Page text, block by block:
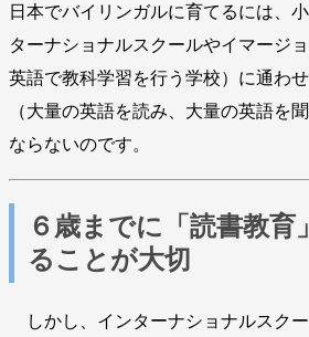
日本でバイリンガルに育てるには、
ターナショナルスクールやイマージ
英語で教科学習を行う学校）に通わ
（大量の英語を読み、大量の英語を
ならないのです。
６歳までに「読書教育
ることが大切
しかし、インターナショナルスク